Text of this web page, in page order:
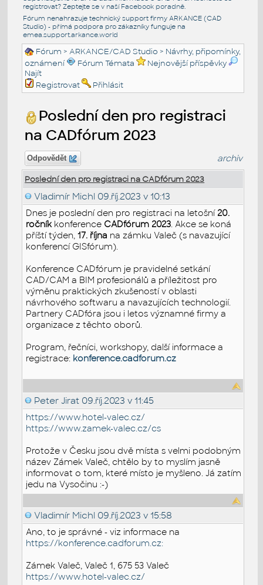
registrovat? Zeptejte se v naší Facebook poradně.
Fórum nenahrazuje technický support firmy ARKANCE (CAD
Studio) - přímá podpora pro zákazníky funguje na
emea.support.arkance.world
Fórum >ARKANCE/CAD Studio > Návrhy, připomínky,
oznámení
Fórum Témata
Nejnovější příspěvky
Najít
Registrovat
Přihlásit
Poslední den pro registraci
na CADfórum 2023
Odpovědět archiv
Poslední den pro registraci na CADfórum 2023
Vladimír Michl 09.říj.2023 v 10:13
Dnes je poslední den pro registraci na letošní 20.
ročníkkonference CADfórum 2023. Akce se koná
příští týden,17. října na zámku Valeč (s navazující
konferencí GISfórum).
Konference CADfórum je pravidelné setkání
CAD/CAM a BIM profesionálů a příležitost pro
výměnu praktických zkušeností v oblasti
návrhového softwaru a navazujících technologií.
Partnery CADfóra jsou i letos významné firmy a
organizace z těchto oborů.
Program, řečníci, workshopy, další informace a
registrace: konference.cadforum.cz
Peter Jirat 09.říj.2023 v 11:45
https://www.hotel-valec.cz/
https://www.zamek-valec.cz/cs
Protože v Česku jsou dvě místa s velmi podobným
název Zámek Valeč, chtělo by to myslím jasně
informovat o tom, které místo je myšleno. Já zatím
jedu na Vysočinu :-)
Vladimír Michl 09.říj.2023 v 15:58
Ano, to je správné - viz informace na
https://konference.cadforum.cz:
Zámek Valeč, Valeč 1, 675 53 Valeč
https://www.hotel-valec.cz/